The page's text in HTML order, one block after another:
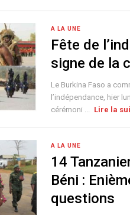
A LA UNE
Fête de
signe de la
Le Burkina Faso a
l’indépendance, hier
cérémoni ... Lire la
A LA UNE
14
Béni :
questions